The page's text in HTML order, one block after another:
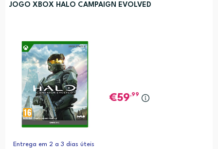
JOGO XBOX HALO CAMPAIGN EVOLVED
59,99
Entrega em 2 a 3 dias úteis